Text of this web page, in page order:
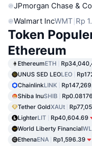
JPmorgan Chase & Co
Walmart IncWMT Rp
Token
Ethereum
EthereumETH
UNUS SED LEOLEO
ChainlinkLINK
Shiba InuSHIB Rp0.08176
Tether GoldXAUt
LighterLIT Rp40,604.69
World Liberty Financial
EthenaENA Rp1,596.39